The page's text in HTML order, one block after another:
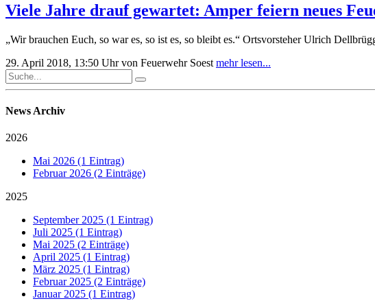
Viele Jahre drauf gewartet: Amper feiern neues
„Wir brauchen Euch, so war es, so ist es, so bleibt es.“ Ortsvorsteher Ulrich
29. April 2018, 13:50 Uhr von Feuerwehr Soest mehr lesen...
News Archiv
2026
Mai 2026 (1 Eintrag)
Februar 2026 (2 Einträge)
2025
September 2025 (1 Eintrag)
Juli 2025 (1 Eintrag)
Mai 2025 (2 Einträge)
April 2025 (1 Eintrag)
März 2025 (1 Eintrag)
Februar 2025 (2 Einträge)
Januar 2025 (1 Eintrag)